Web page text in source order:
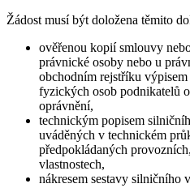
Žádost musí být doložena těmito
ověřenou kopií smlouvy
právnické osoby nebo u
obchodním rejstříku
fyzických osob podnikatelů
oprávnění,
technickým popisem
uváděných v technickém
předpokládaných
vlastnostech,
nákresem sestavy silničního